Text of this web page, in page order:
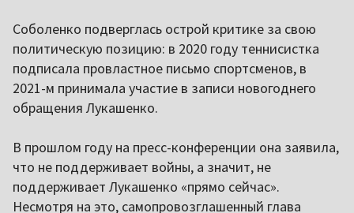
Соболенко подверглась острой критике за свою
политическую позицию: в 2020 году теннисистка
подписала провластное письмо спортсменов, в
2021-м принимала участие в записи новогоднего
обращения Лукашенко.
В прошлом году на пресс-конференции она заявила,
что не поддерживает войны, а значит, не
поддерживает Лукашенко «прямо сейчас».
Несмотря на это, самопровозглашенный глава